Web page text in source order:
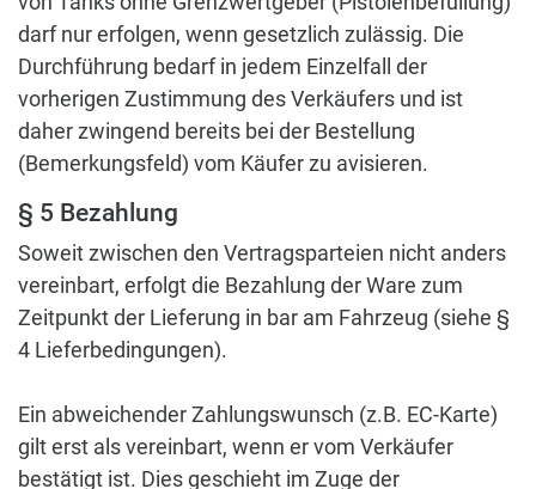
darf nur erfolgen, wenn gesetzlich zulässig. Die
Durchführung bedarf in jedem Einzelfall der
vorherigen Zustimmung des Verkäufers und ist
daher zwingend bereits bei der Bestellung
(Bemerkungsfeld) vom Käufer zu avisieren.
§ 5 Bezahlung
Soweit zwischen den Vertragsparteien nicht anders
vereinbart, erfolgt die Bezahlung der Ware zum
Zeitpunkt der Lieferung in bar am Fahrzeug (siehe §
4 Lieferbedingungen).
Ein abweichender Zahlungswunsch (z.B. EC-Karte)
gilt erst als vereinbart, wenn er vom Verkäufer
bestätigt ist. Dies geschieht im Zuge der